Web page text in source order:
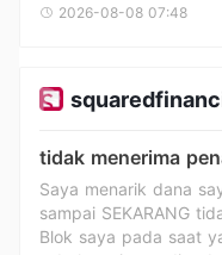
BTS
2026-08-08 07:48
tidak menerima
Saya menarik dana
sampai SEKARANG
Blok saya pada saat